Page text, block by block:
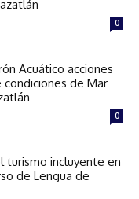
0
Acuático acciones
de Mar
0
turismo incluyente en
de Lengua de